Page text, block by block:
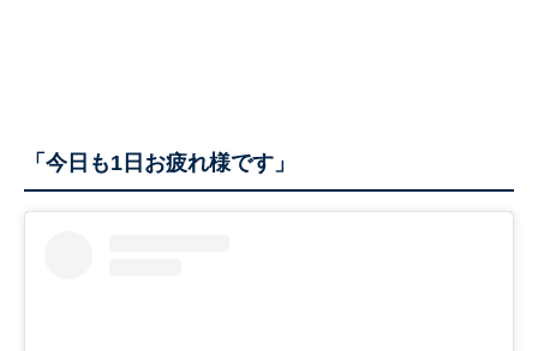
「今日も1日お疲れ様です」